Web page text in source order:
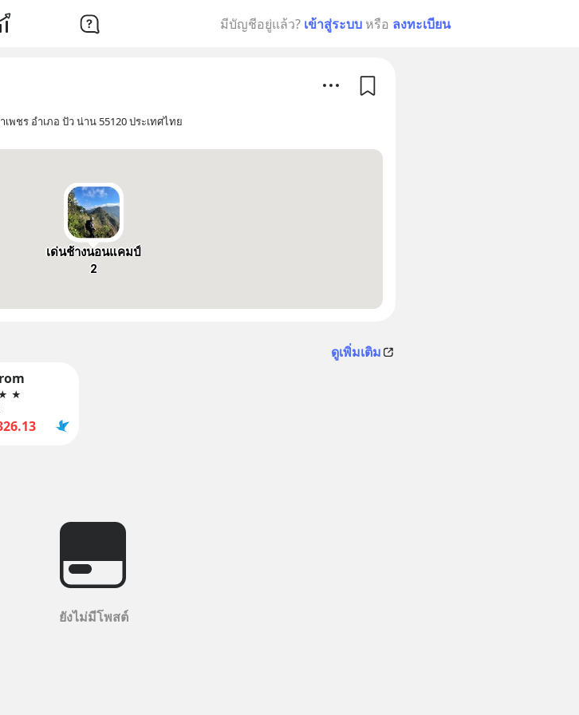
มีบัญชีอยู่แล้ว? เข้าสู่ระบบ หรือ ลงทะเบียน
พชร อำเภอ ปัว น่าน 55120 ประเทศไทย
เด่น​ช้าง​นอน​แคมป์​
2
ดูเพิ่มเติม
★
ยังไม่มีโพสต์